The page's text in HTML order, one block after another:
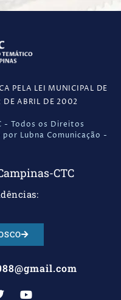
PELA LEI MUNICIPAL DE
DE ABRIL DE 2002
- Todos os Direitos
Lubna Comunicação -
CTC